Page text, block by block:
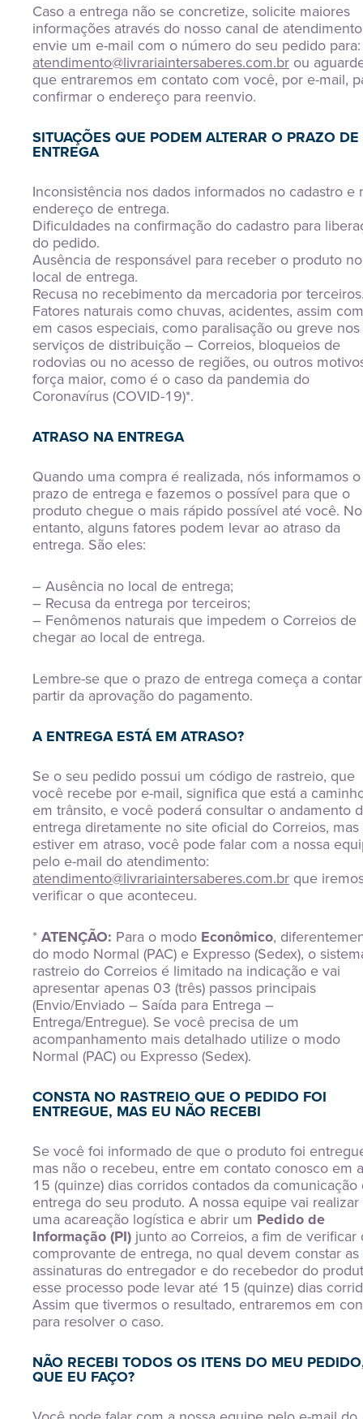
Caso a entrega não se concretize, solicite maiores
informações através do nosso canal de
envie um e-mail com o número do seu pedido para:
atendimento@livrariaintersaberes.com.br ou
que entraremos em contato com você, por e-mail,
confirmar o endereço para reenvio.
SITUAÇÕES QUE PODEM ALTERAR O PRAZO DE
ENTREGA
Inconsistência nos dados informados no cadastro e
endereço de entrega.
Dificuldades na confirmação do cadastro para
do pedido.
Ausência de responsável para receber o produto no
local de entrega.
Recusa no recebimento da mercadoria por
Fatores naturais como chuvas, acidentes, assim
em casos especiais, como paralisação ou greve nos
serviços de distribuição – Correios, bloqueios de
rodovias ou no acesso de regiões, ou outros
força maior, como é o caso da pandemia do
Coronavírus (COVID-19)*.
ATRASO NA ENTREGA
Quando uma compra é realizada, nós informamos o
prazo de entrega e fazemos o possível para que o
produto chegue o mais rápido possível até você. No
entanto, alguns fatores podem levar ao atraso da
entrega. São eles:
– Ausência no local de entrega;
– Recusa da entrega por terceiros;
– Fenômenos naturais que impedem o Correios de
chegar ao local de entrega.
Lembre-se que o prazo de entrega começa a
partir da aprovação do pagamento.
A ENTREGA ESTÁ EM ATRASO?
Se o seu pedido possui um código de rastreio, que
você recebe por e-mail, significa que está a
em trânsito, e você poderá consultar o andamento
entrega diretamente no site oficial do Correios, mas
estiver em atraso, você pode falar com a nossa
pelo e-mail do atendimento:
atendimento@livrariaintersaberes.com.br que
verificar o que aconteceu.
*ATENÇÃO: Para o modo Econômico,
do modo Normal (PAC) e Expresso (Sedex), o
rastreio do Correios é limitado na indicação e vai
apresentar apenas 03 (três) passos principais
(Envio/Enviado – Saída para Entrega –
Entrega/Entregue). Se você precisa de um
acompanhamento mais detalhado utilize o modo
Normal (PAC) ou Expresso (Sedex).
CONSTA NO RASTREIO QUE O PEDIDO FOI
ENTREGUE, MAS EU NÃO RECEBI
Se você foi informado de que o produto foi
mas não o recebeu, entre em contato conosco em
15 (quinze) dias corridos contados da comunicação
entrega do seu produto. A nossa equipe vai realizar
uma acareação logística e abrir um Pedido de
Informação (PI) junto ao Correios, a fim de verificar
comprovante de entrega, no qual devem constar as
assinaturas do entregador e do recebedor do
esse processo pode levar até 15 (quinze) dias
Assim que tivermos o resultado, entraremos em
para resolver o caso.
NÃO RECEBI TODOS OS ITENS DO MEU
QUE EU FAÇO?